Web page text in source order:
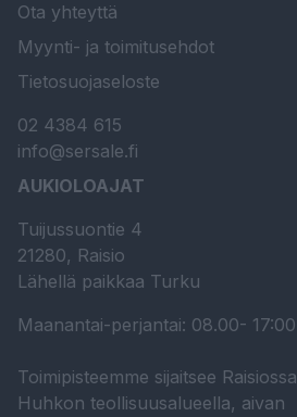
Ota yhteyttä
Myynti- ja toimitusehdot
Tietosuojaseloste
02 4384 615
info@sersale.fi
AUKIOLOAJAT
Tuijussuontie 4
21280, Raisio
Lähellä paikkaa Turku
Maanantai-perjantai: 08.00- 17:00
Toimipisteemme sijaitsee Raisiossa
Huhkon teollisuusalueella, aivan